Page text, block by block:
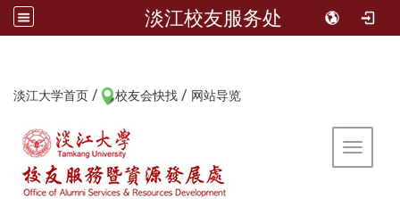
淡江校友服务处
淡江大学首页 / 校友会快找 / 网站导览
Toggle